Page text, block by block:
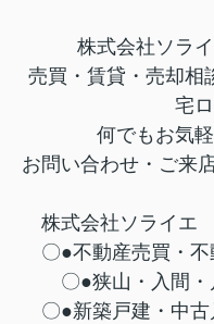
株式会社ソラ
売買・賃貸・売却相
宅
何でもお気
お問い合わせ・ご来
株式会社ソライエ
〇●不動産売買・不
〇●狭山・入間・
〇●新築戸建・中古